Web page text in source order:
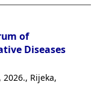
of
Diseases
Rijeka,